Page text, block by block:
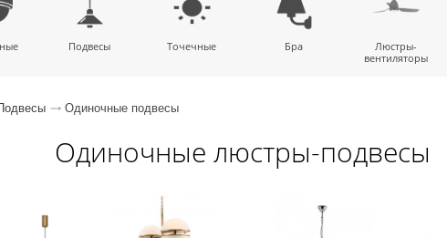
Подвесы Точечные Бра
Люстры-
вентиляторы
Настенные Потолочные Тротуарные Прожектора
Магнитные
Комплектующие
для трек-систем
Одиночные подвесы
Одиночные люстры-подвесы